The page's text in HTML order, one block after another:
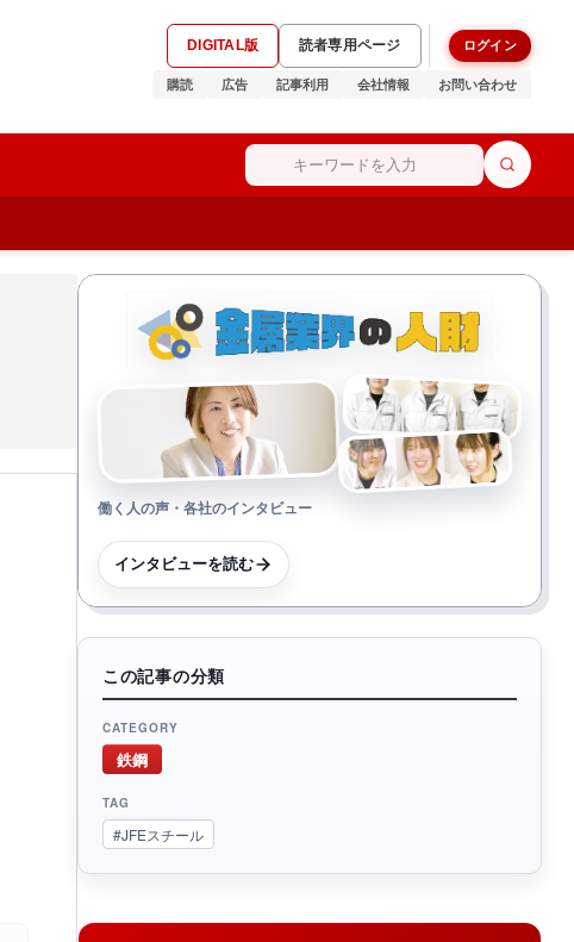
DIGITAL版 読者専用ページ ログイン
購読 広告 記事利用 会社情報 お問い合わせ
働く人の声・各社のインタビュー
インタビューを読む
この記事の分類
CATEGORY
鉄鋼
TAG
#JFEスチール